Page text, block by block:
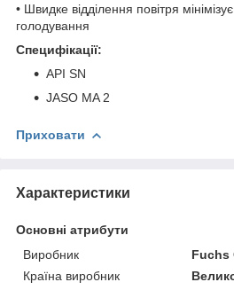
• Швидке відділення повітря
голодування
Специфікації:
API SN
JASO MA 2
Приховати
Характеристики
Основні атрибути
Виробник
Fuchs
Країна виробник